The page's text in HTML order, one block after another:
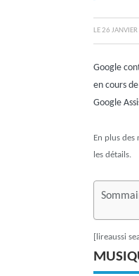
LE26
Google
en cours
Google
En plus
les détails.
[lireaussi